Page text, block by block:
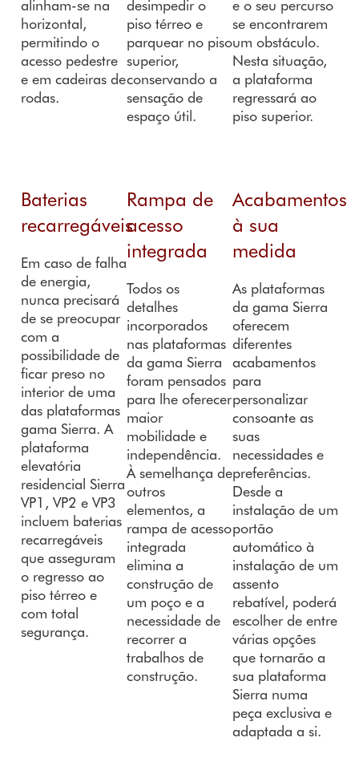
alinham-se na
horizontal,
permitindo o
acesso pedestre
e em cadeiras de
rodas.
desimpedir o
piso térreo e
parquear no piso
superior,
conservando a
sensação de
espaço útil.
e o seu percurso
se encontrarem
um obstáculo.
Nesta situação,
a plataforma
regressará ao
piso superior.
Baterias
recarregáveis
Em caso de falha
de energia,
nunca precisará
de se preocupar
com a
possibilidade de
ficar preso no
interior de uma
das plataformas
gama Sierra. A
plataforma
elevatória
residencial Sierra
VP1, VP2 e VP3
incluem baterias
recarregáveis
que asseguram
o regresso ao
piso térreo e
com total
segurança.
Rampa de
acesso
integrada
Todos os
detalhes
incorporados
nas plataformas
da gama Sierra
foram pensados
para lhe oferecer
maior
mobilidade e
independência.
À semelhança de
outros
elementos, a
rampa de acesso
integrada
elimina a
construção de
um poço e a
necessidade de
recorrer a
trabalhos de
construção.
Acabamentos
à sua
medida
As plataformas
da gama Sierra
oferecem
diferentes
acabamentos
para
personalizar
consoante as
suas
necessidades e
preferências.
Desde a
instalação de um
portão
automático à
instalação de um
assento
rebatível, poderá
escolher de entre
várias opções
que tornarão a
sua plataforma
Sierra numa
peça exclusiva e
adaptada a si.